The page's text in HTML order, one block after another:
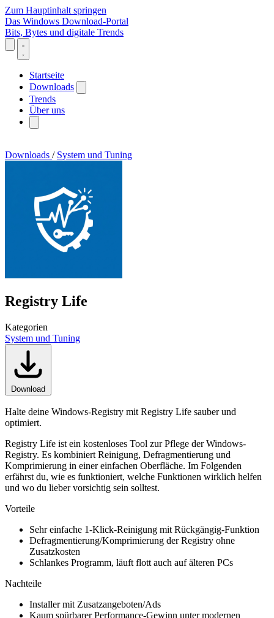
Zum Hauptinhalt springen
Das Windows Download-Portal
Bits, Bytes und digitale Trends
Startseite
Downloads
Trends
Über uns
Downloads / System und Tuning
Registry Life
Kategorien
System und Tuning
Download
Halte deine Windows-Registry mit Registry Life sauber und
optimiert.
Registry Life ist ein kostenloses Tool zur Pflege der Windows-
Registry. Es kombiniert Reinigung, Defragmentierung und
Komprimierung in einer einfachen Oberfläche. Im Folgenden
erfährst du, wie es funktioniert, welche Funktionen wirklich helfen
und wo du lieber vorsichtig sein solltest.
Vorteile
Sehr einfache 1-Klick-Reinigung mit Rückgängig-Funktion
Defragmentierung/Komprimierung der Registry ohne
Zusatzkosten
Schlankes Programm, läuft flott auch auf älteren PCs
Nachteile
Installer mit Zusatzangeboten/Ads
Kaum spürbarer Performance-Gewinn unter modernen